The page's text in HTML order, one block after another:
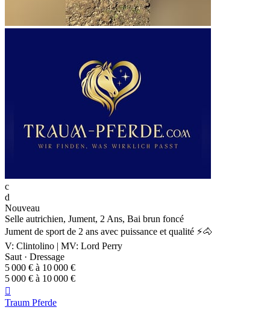
c
d
Nouveau
Selle autrichien, Jument, 2 Ans, Bai brun foncé
Jument de sport de 2 ans avec puissance et qualité ⚡🐴
V: Clintolino | MV: Lord Perry
Saut · Dressage
5 000 € à 10 000 €
5 000 € à 10 000 €

Traum Pferde